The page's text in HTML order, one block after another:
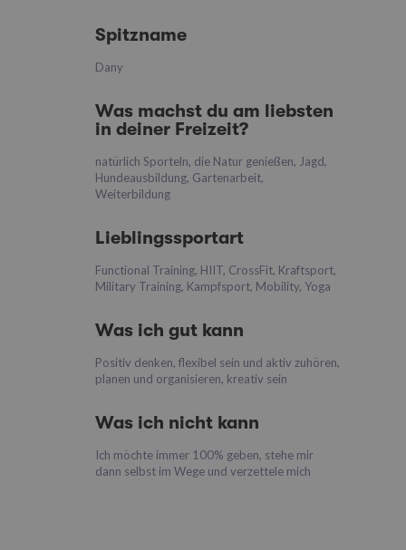
Spitzname
Dany
Was machst du am liebsten
in deiner Freizeit?
natürlich Sporteln, die Natur genießen, Jagd,
Hundeausbildung, Gartenarbeit,
Weiterbildung
Lieblingssportart
Functional Training, HIIT, CrossFit, Kraftsport,
Military Training, Kampfsport, Mobility, Yoga
Was ich gut kann
Positiv denken, flexibel sein und aktiv zuhören,
planen und organisieren, kreativ sein
Was ich nicht kann
Ich möchte immer 100% geben, stehe mir
dann selbst im Wege und verzettele mich